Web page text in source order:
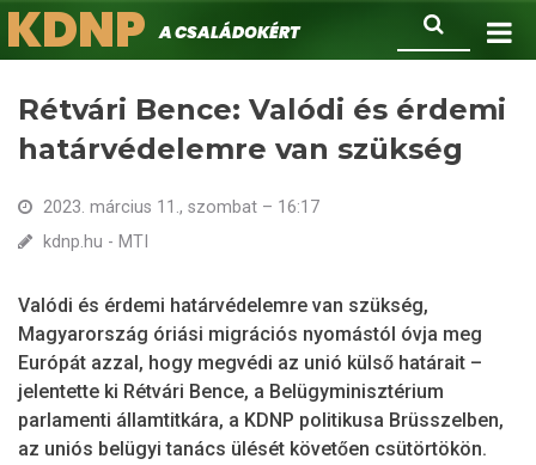
Ugrás
a
Keresés
KDNPA családokért.
Rétvári Bence: Valódi és érdemi
határvédelemre van szükség
2023. március 11., szombat – 16:17
kdnp.hu - MTI
Valódi és érdemi határvédelemre van szükség,
Magyarország óriási migrációs nyomástól óvja meg
Európát azzal, hogy megvédi az unió külső határait –
jelentette ki Rétvári Bence, a Belügyminisztérium
parlamenti államtitkára, a KDNP politikusa Brüsszelben,
az uniós belügyi tanács ülését követően csütörtökön.